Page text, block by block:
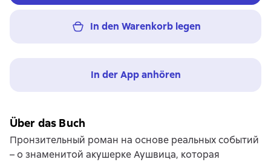
In den Warenkorb legen
In der App anhören
Über das Buch
Пронзительный роман на основе реальных событий
– о знаменитой акушерке Аушвица, которая